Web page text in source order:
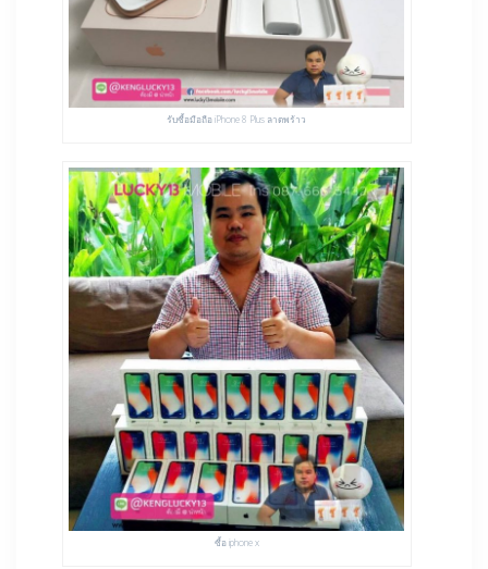
รับซื้อมือถือ iPhone 8 Plus ลาดพร้าว
ซื้อ iphone x